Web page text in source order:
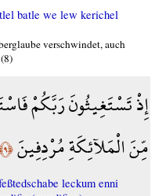
batle we lew kerichel
verschwindet, auch
إِذْ تَسْتَغِيثُونَ رَبَّكُمْ
مِّنَ الْمَلآئِكَةِ مُرْدِفِينَ﴿٩﴾
leckum enni